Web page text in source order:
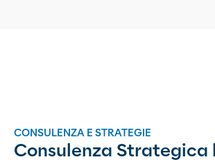
CONSULENZA E STRATEGIE
Consulenza Strategica